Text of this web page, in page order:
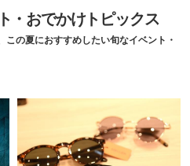
・おでかけトピックス
この夏におすすめしたい旬なイベント・